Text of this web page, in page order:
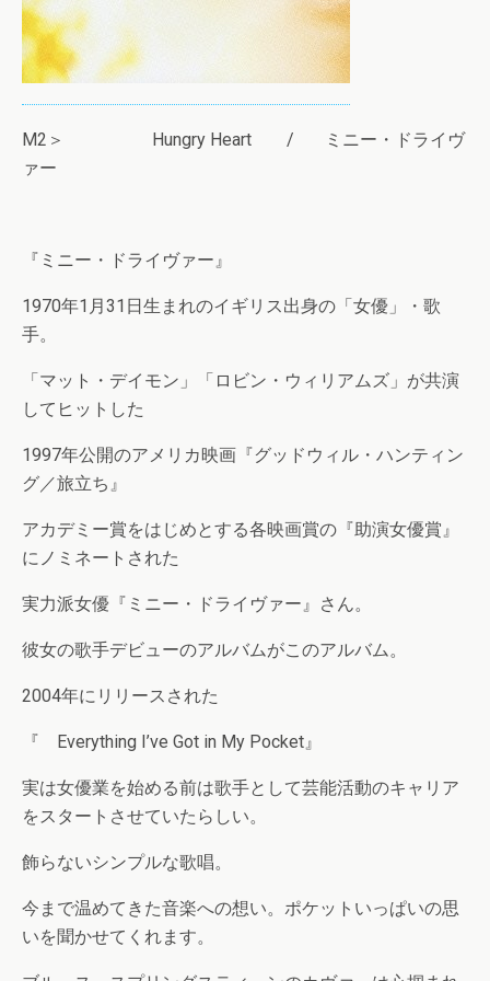
M2＞ Hungry Heart / ミニー・ドライヴ
ァー
『ミニー・ドライヴァー』
1970年1月31日生まれのイギリス出身の「女優」・歌
手。
「マット・デイモン」「ロビン・ウィリアムズ」が共演
してヒットした
1997年公開のアメリカ映画『グッドウィル・ハンティン
グ／旅立ち』
アカデミー賞をはじめとする各映画賞の『助演女優賞』
にノミネートされた
実力派女優『ミニー・ドライヴァー』さん。
彼女の歌手デビューのアルバムがこのアルバム。
2004年にリリースされた
『 Everything I’ve Got in My Pocket』
実は女優業を始める前は歌手として芸能活動のキャリア
をスタートさせていたらしい。
飾らないシンプルな歌唱。
今まで温めてきた音楽への想い。ポケットいっぱいの思
いを聞かせてくれます。